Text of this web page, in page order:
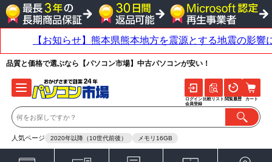
品質と価格で選ぶなら【パソコン市場】中古パソコンが安い！
人気ページ 2020年以降（10世代前後） メモリ16GB
ログイン
会員登録
比較リスト 閲覧履歴 カート